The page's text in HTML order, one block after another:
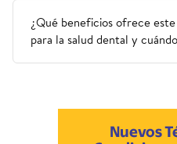
¿Qué beneficios ofrece
para la salud dental y